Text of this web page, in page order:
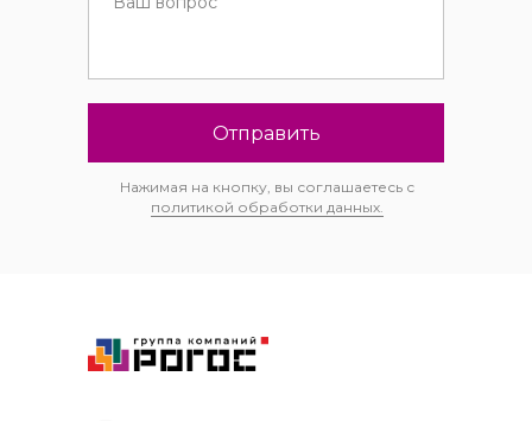
Отправить
Нажимая на кнопку, вы соглашаетесь с
политикой обработки данных.